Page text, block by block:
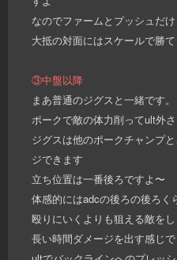
なのでファームとプッシュだ
大抵の対面にはスケールで勝
③中盤以降
まあ普通のジグスと一緒です。
ポークで敵の体力削ってult外
ジグスは他のポークチャンプ
ジできます
立ち位置は一番後ろですよ〜
体感的にはadcの後ろの後ろく
殴りにいくよりも狙える敵を
長い時間ダメージを出す感じで